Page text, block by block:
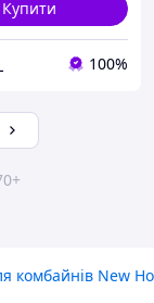
Купити
100%
комбайнів New